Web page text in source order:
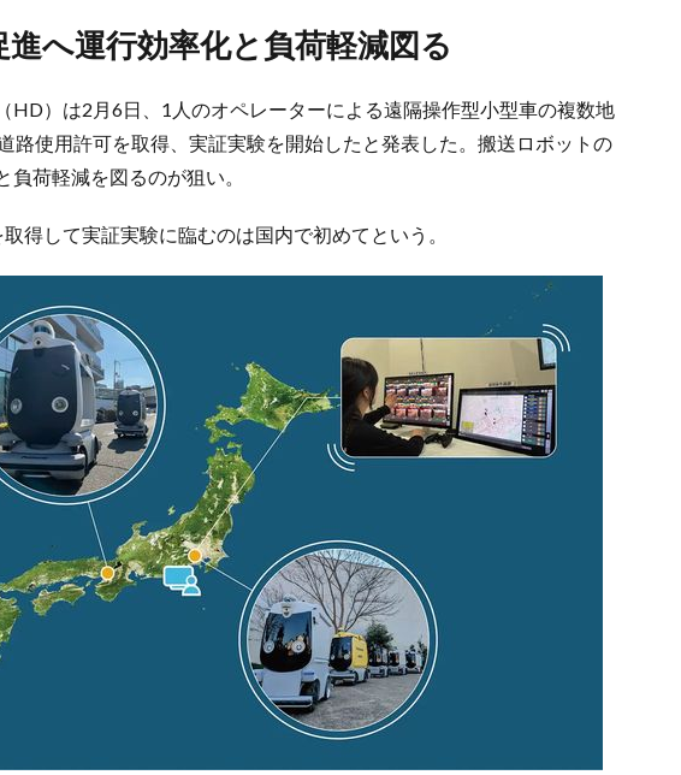
進へ運行効率化と負荷軽減図る
HD）は2月6日、1人のオペレーターによる遠隔操作型小型車の複数地
路使用許可を取得、実証実験を開始したと発表した。搬送ロボットの
荷軽減を図るのが狙い。
得して実証実験に臨むのは国内で初めてという。